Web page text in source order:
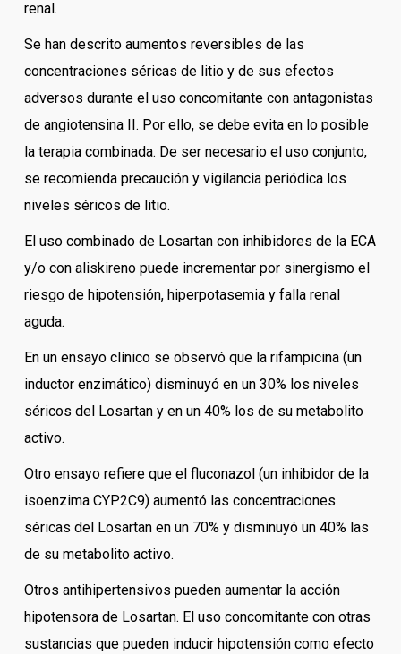
renal.
Se han descrito aumentos reversibles de las
concentraciones séricas de litio y de sus efectos
adversos durante el uso concomitante con antagonistas
de angiotensina II. Por ello, se debe evita en lo posible
la terapia combinada. De ser necesario el uso conjunto,
se recomienda precaución y vigilancia periódica los
niveles séricos de litio.
El uso combinado de Losartan con inhibidores de la ECA
y/o con aliskireno puede incrementar por sinergismo el
riesgo de hipotensión, hiperpotasemia y falla renal
aguda.
En un ensayo clínico se observó que la rifampicina (un
inductor enzimático) disminuyó en un 30% los niveles
séricos del Losartan y en un 40% los de su metabolito
activo.
Otro ensayo refiere que el fluconazol (un inhibidor de la
isoenzima CYP2C9) aumentó las concentraciones
séricas del Losartan en un 70% y disminuyó un 40% las
de su metabolito activo.
Otros antihipertensivos pueden aumentar la acción
hipotensora de Losartan. El uso concomitante con otras
sustancias que pueden inducir hipotensión como efecto